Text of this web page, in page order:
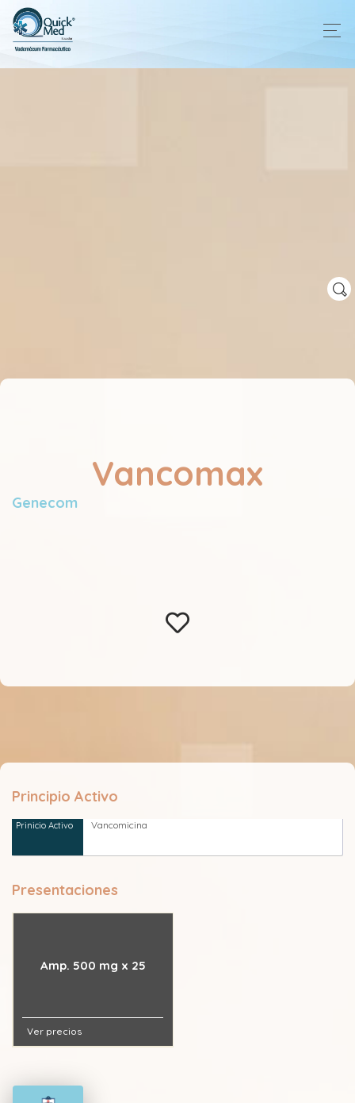
Vancomax
Genecom
Principio Activo
Vancomicina
Presentaciones
Amp. 500 mg x 25
Ver precios